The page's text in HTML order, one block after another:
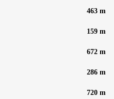
463 m
159 m
672 m
286 m
720 m